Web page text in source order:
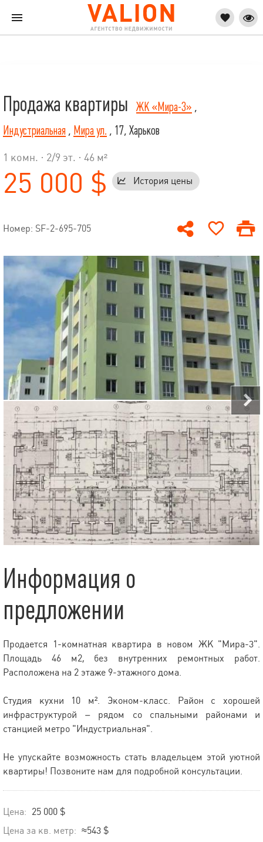
Продажа квартиры ЖК «Мира-3» ,
Индустриальная , Мира ул. , 17, Харьков
1 комн. · 2/9 эт. · 46 м²
25 000 $ История цены
Номер: SF-2-695-705
Информация о
предложении
Продается 1-комнатная квартира в новом ЖК "Мира-3".
Площадь 46 м2, без внутренних ремонтных работ.
Расположена на 2 этаже 9-этажного дома.
Студия кухни 10 м². Эконом-класс. Район с хорошей
инфраструктурой – рядом со спальными районами и
станцией метро "Индустриальная".
Не упускайте возможность стать владельцем этой уютной
квартиры! Позвоните нам для подробной консультации.
Цена: 25 000 $
Цена за кв. метр: ≈543 $